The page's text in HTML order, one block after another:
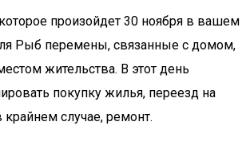
произойдет 30 ноября в вашем
Рыб перемены, связанные с домом,
жительства. В этот день
покупку жилья, переезд на
случае, ремонт.